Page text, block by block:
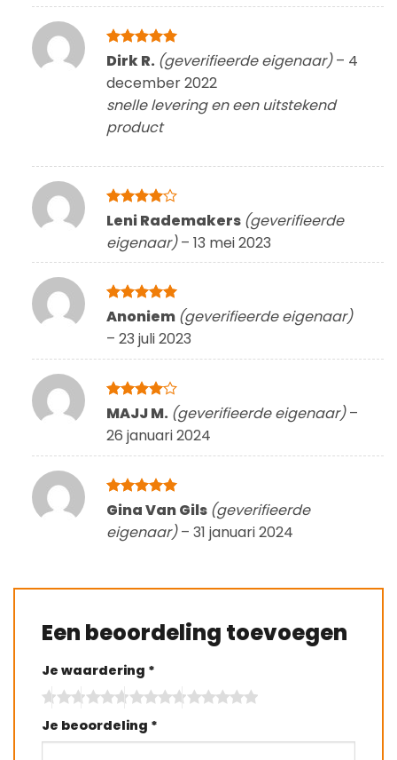
Gewaardeerd
Dirk R. (geverifieerde eigenaar) – 4
december 2022
snelle levering en een uitstekend
product
Gewaardeerd
Leni Rademakers (geverifieerde
eigenaar) – 13 mei 2023
Gewaardeerd
Anoniem (geverifieerde eigenaar)
– 23 juli 2023
Gewaardeerd
MAJJ M. (geverifieerde eigenaar) –
26 januari 2024
Gewaardeerd
5uit 5
Gina Van Gils (geverifieerde
eigenaar) – 31 januari 2024
Een beoordeling toevoegen
Je waardering *
Je beoordeling *